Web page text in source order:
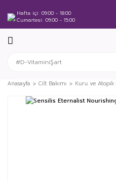
Hafta içi 09:00 - 18:00
Cumartesi 09:00 - 15:00
Anasayfa Cilt Bakımı Kuru ve Atopik